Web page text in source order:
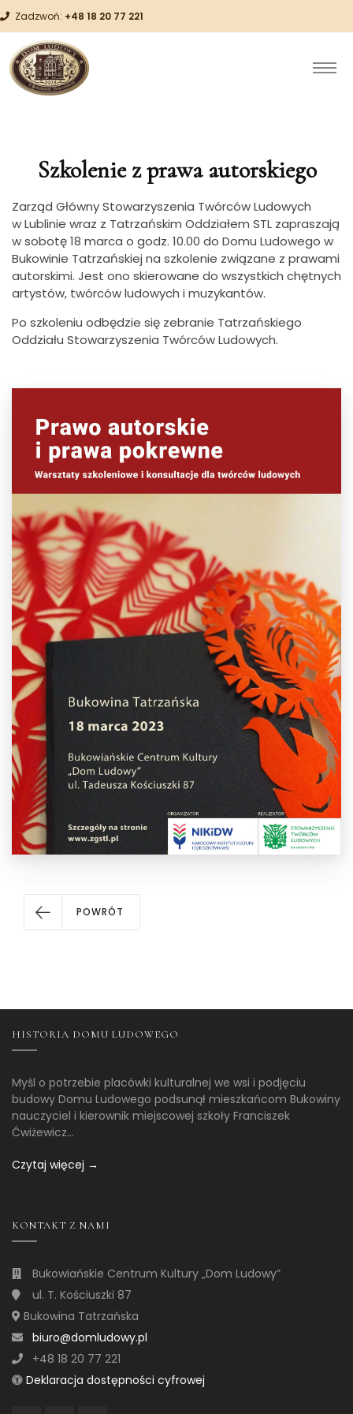
Zadzwoń: +48 18 20 77 221
Szkolenie z prawa autorskiego
Zarząd Główny Stowarzyszenia Twórców Ludowych
w Lublinie wraz z Tatrzańskim Oddziałem STL zapraszają
w sobotę 18 marca o godz. 10.00 do Domu Ludowego w
Bukowinie Tatrzańskiej na szkolenie związane z prawami
autorskimi. Jest ono skierowane do wszystkich chętnych
artystów, twórców ludowych i muzykantów.
Po szkoleniu odbędzie się zebranie Tatrzańskiego
Oddziału Stowarzyszenia Twórców Ludowych.
POWRÓT
HISTORIA DOMU LUDOWEGO
Myśl o potrzebie placówki kulturalnej we wsi i podjęciu
budowy Domu Ludowego podsunął mieszkańcom Bukowiny
nauczyciel i kierownik miejscowej szkoły Franciszek
Ćwiżewicz...
Czytaj więcej →
KONTAKT Z NAMI
Bukowiańskie Centrum Kultury „Dom Ludowy”
ul. T. Kościuszki 87
Bukowina Tatrzańska
biuro@domludowy.pl
+48 18 20 77 221
Deklaracja dostępności cyfrowej